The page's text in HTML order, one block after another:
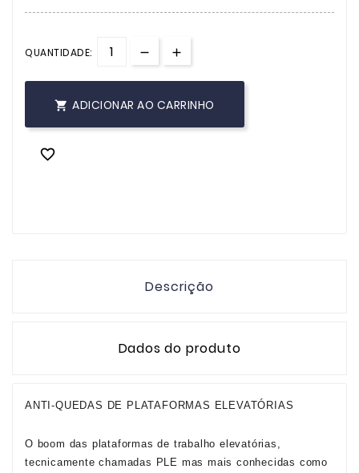
QUANTIDADE:
 ADICIONAR AO CARRINHO

Descrição
Dados do produto
ANTI-QUEDAS DE PLATAFORMAS ELEVATÓRIAS
O boom das plataformas de trabalho elevatórias,
tecnicamente chamadas PLE mas mais conhecidas como